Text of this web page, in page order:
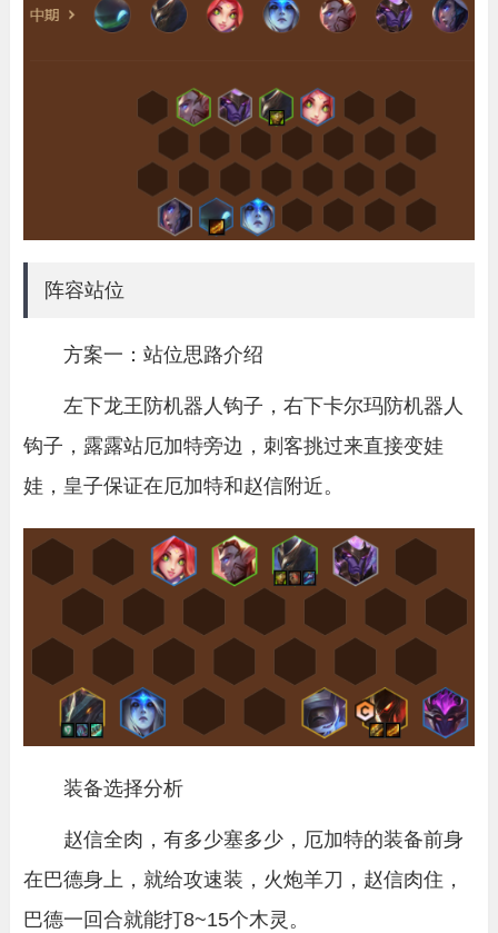
阵容站位
方案一： 站位思路介绍
左下龙王防机器人钩子，右下卡尔玛防机器人
钩子，露露站厄加特旁边，刺客挑过来直接变娃
娃，皇子保证在厄加特和赵信附近。
装备选择分析
赵信全肉，有多少塞多少，厄加特的装备前身
在巴德身上，就给攻速装，火炮羊刀，赵信肉住，
巴德一回合就能打8~15个木灵。